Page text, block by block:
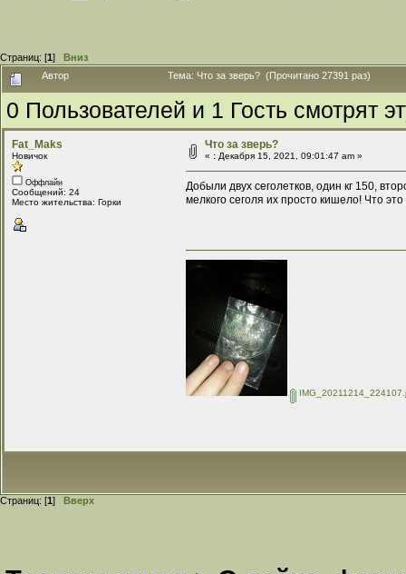
Страниц: [1] Вниз
Автор
Тема: Что за зверь? (Прочитано 27391 раз)
0 Пользователей и 1 Гость смотрят
Fat_Maks
Новичок
Оффлайн
Сообщений: 24
Место жительства: Горки
Что за зверь?
« : Декабря 15, 2021, 09:01:47 am »
Добыли двух сеголетков, один кг 150,
мелкого сеголя их просто кишело! Что
Страниц: [1] Вверх